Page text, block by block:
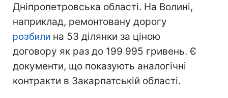
Дніпропетровська області. На Волині,
наприклад, ремонтовану дорогу
розбили на 53 ділянки за ціною
договору як раз до 199 995 гривень. Є
документи, що показують аналогічні
контракти в Закарпатській області.